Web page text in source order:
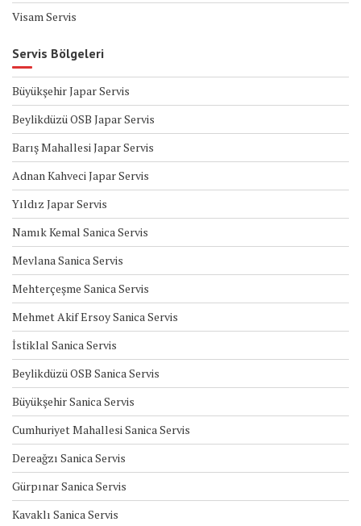
Visam Servis
Servis Bölgeleri
Büyükşehir Japar Servis
Beylikdüzü OSB Japar Servis
Barış Mahallesi Japar Servis
Adnan Kahveci Japar Servis
Yıldız Japar Servis
Namık Kemal Sanica Servis
Mevlana Sanica Servis
Mehterçeşme Sanica Servis
Mehmet Akif Ersoy Sanica Servis
İstiklal Sanica Servis
Beylikdüzü OSB Sanica Servis
Büyükşehir Sanica Servis
Cumhuriyet Mahallesi Sanica Servis
Dereağzı Sanica Servis
Gürpınar Sanica Servis
Kavaklı Sanica Servis